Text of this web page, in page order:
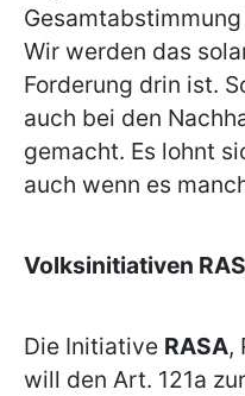
Wir werden das
Forderung drin ist.
auch bei den
gemacht. Es lohnt
auch wenn es
Volksinitiativen
Die Initiative RASA,
will den Art. 121a